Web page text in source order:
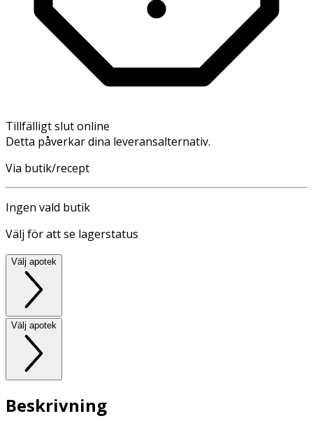
Tillfälligt slut online
Detta påverkar dina leveransalternativ.
Via butik/recept
Ingen vald butik
Välj för att se lagerstatus
Välj apotek
Välj apotek
Beskrivning